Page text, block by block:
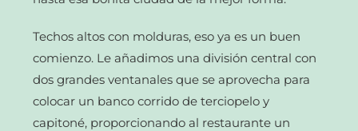
Techos altos con molduras, eso ya es un buen
comienzo. Le añadimos una división central con
dos grandes ventanales que se aprovecha para
colocar un banco corrido de terciopelo y
capitoné, proporcionando al restaurante un